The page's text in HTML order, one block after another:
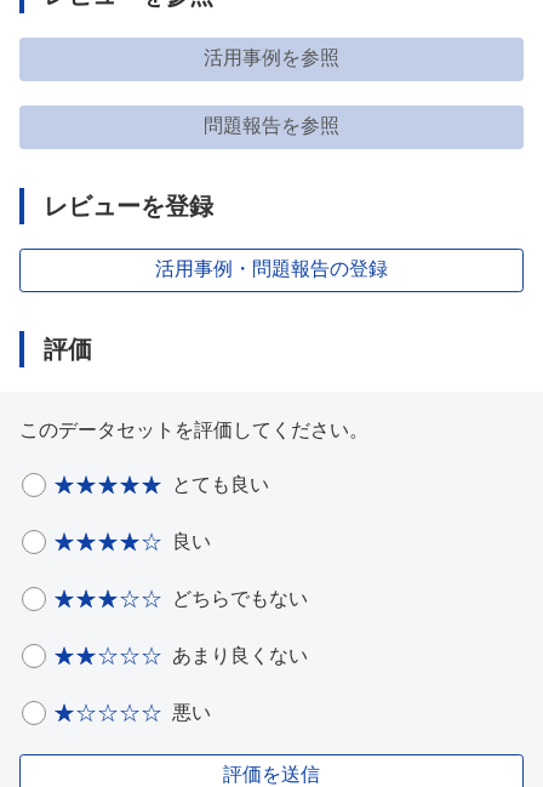
活用事例を参照
問題報告を参照
レビューを登録
活用事例・問題報告の登録
評価
このデータセットを評価してください。
とても良い
良い
どちらでもない
あまり良くない
悪い
評価を送信